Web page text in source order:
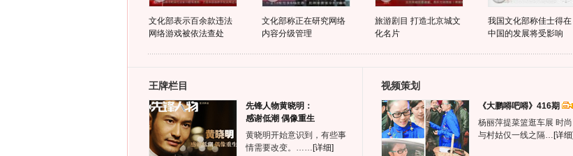
文化部表示百余款违法
网络游戏被依法查处
文化部称正在研究网络
内容分级管理
旅游剧目 打造北京城文
化名片
我国文化部称佳士得在
中国的发展将受影响
王牌栏目
先锋人物黄晓明：
感谢低潮 偶像重生
黄晓明开始意识到，有些事
情需要改变。…… [详细]
视频策划
《大鹏嘚吧嘚》416期
杨丽萍提菜篮逛车展 时尚
与村姑仅一线之隔… [详细]